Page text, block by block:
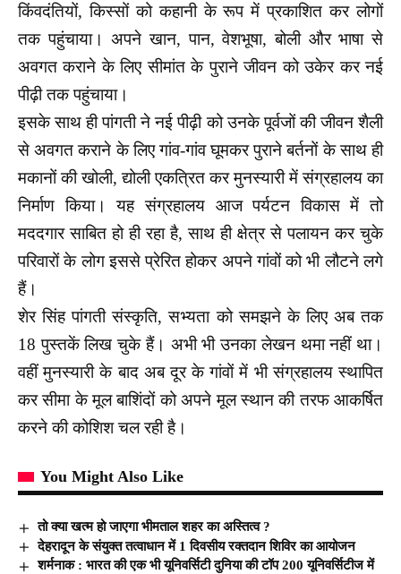
किंवदंतियों, किस्सों को कहानी के रूप में प्रकाशित कर लोगों
तक पहुंचाया। अपने खान, पान, वेशभूषा, बोली और भाषा से
अवगत कराने के लिए सीमांत के पुराने जीवन को उकेर कर नई
पीढ़ी तक पहुंचाया।
इसके साथ ही पांगती ने नई पीढ़ी को उनके पूर्वजों की जीवन शैली
से अवगत कराने के लिए गांव-गांव घूमकर पुराने बर्तनों के साथ ही
मकानों की खोली, द्योली एकत्रित कर मुनस्यारी में संग्रहालय का
निर्माण किया। यह संग्रहालय आज पर्यटन विकास में तो
मददगार साबित हो ही रहा है, साथ ही क्षेत्र से पलायन कर चुके
परिवारों के लोग इससे प्रेरित होकर अपने गांवों को भी लौटने लगे
हैं।
शेर सिंह पांगती संस्कृति, सभ्यता को समझने के लिए अब तक
18 पुस्तकें लिख चुके हैं। अभी भी उनका लेखन थमा नहीं था।
वहीं मुनस्यारी के बाद अब दूर के गांवों में भी संग्रहालय स्थापित
कर सीमा के मूल बाशिंदों को अपने मूल स्थान की तरफ आकर्षित
करने की कोशिश चल रही है।
You Might Also Like
तो क्या खत्म हो जाएगा भीमताल शहर का अस्तित्व ?
देहरादून के संयुक्त तत्वाधान में 1 दिवसीय रक्तदान शिविर का आयोजन
शर्मनाक : भारत की एक भी यूनिवर्सिटी दुनिया की टॉप 200 यूनिवर्सिटीज में